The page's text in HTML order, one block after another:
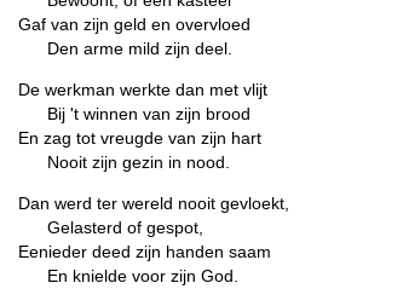
Gaf van zijn geld en overvloed
Den arme mild zijn deel.
De werkman werkte dan met vlijt
Bij 't winnen van zijn brood
En zag tot vreugde van zijn hart
Nooit zijn gezin in nood.
Dan werd ter wereld nooit gevloekt,
Gelasterd of gespot,
Eenieder deed zijn handen saam
En knielde voor zijn God.